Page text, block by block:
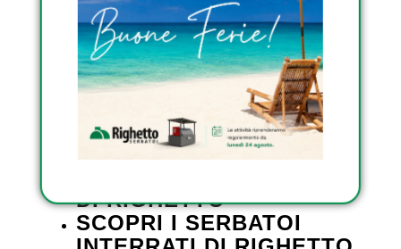
oblò e una suite armatoriale con docce
incassate e vetrate colorate. In cima, c’è
una sala rotonda circondata da finestre
complete di un bar personalizzato e un
SCOPRI I SERBATOI DA
DI RIGHETTO
SCOPRI I SERBATOI